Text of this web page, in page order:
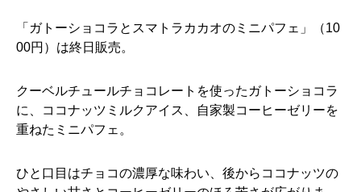
「ガトーショコラとスマトラカカオのミニパフェ」（10
00円）は終日販売。
クーベルチュールチョコレートを使ったガトーショコラ
に、ココナッツミルクアイス、自家製コーヒーゼリーを
重ねたミニパフェ。
ひと口目はチョコの濃厚な味わい、後からココナッツの